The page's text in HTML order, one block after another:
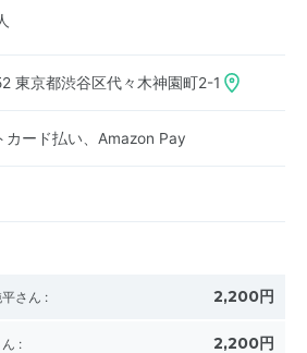
東京都渋谷区代々木神園町2-1
カード払い、Amazon Pay
さん : 2,200円
: 2,200円